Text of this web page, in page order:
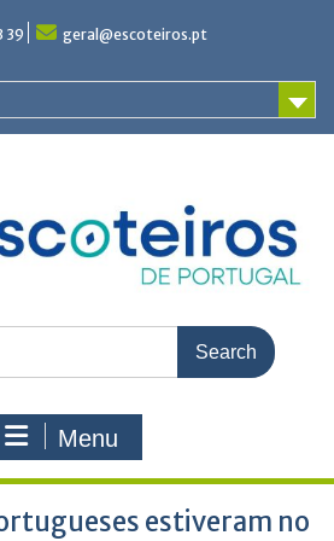
39 geral@escoteiros.pt
Menu
estiveram no